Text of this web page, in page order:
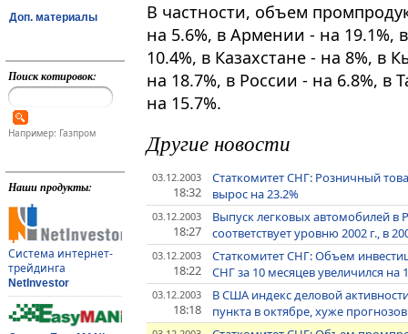
Доп. материалы
Поиск котировок:
Например: Газпром
Наши продукты:
Система интернет-
трейдинга
NetInvestor
В частности, объем
на 5.6%, в Армении - на 19.1%,
10.4%, в Казахстане - на 8%, в
на 18.7%, в России - на 6.8%, в
на 15.7%.
Другие новости
03.12.2003
18:32
Статкомитет СНГ: Розничный
вырос на 23.2%
03.12.2003
18:27
Выпуск легковых автомобилей в
соответствует уровню 2002 г., в
03.12.2003
18:22
Статкомитет СНГ: Объем
СНГ за 10 месяцев увеличился на
03.12.2003
18:18
В США индекс деловой
пункта в октябре, хуже